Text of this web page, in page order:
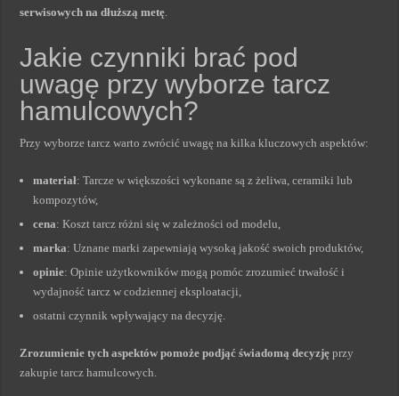
serwisowych na dłuższą metę.
Jakie czynniki brać pod
uwagę przy wyborze tarcz
hamulcowych?
Przy wyborze tarcz warto zwrócić uwagę na kilka kluczowych aspektów:
materiał: Tarcze w większości wykonane są z żeliwa, ceramiki lub
kompozytów,
cena: Koszt tarcz różni się w zależności od modelu,
marka: Uznane marki zapewniają wysoką jakość swoich produktów,
opinie: Opinie użytkowników mogą pomóc zrozumieć trwałość i
wydajność tarcz w codziennej eksploatacji,
ostatni czynnik wpływający na decyzję.
Zrozumienie tych aspektów pomoże podjąć świadomą decyzję przy
zakupie tarcz hamulcowych.